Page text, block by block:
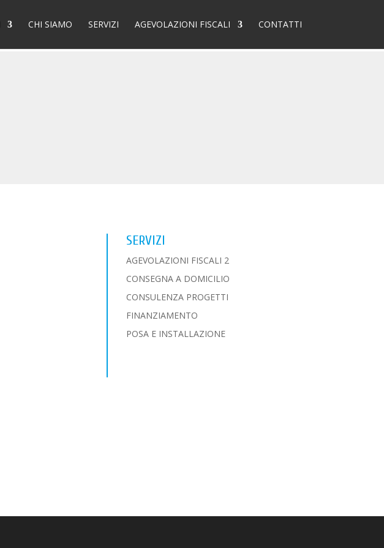
CHI SIAMO SERVIZI AGEVOLAZIONI FISCALI CONTATTI
SERVIZI
AGEVOLAZIONI FISCALI 2
CONSEGNA A DOMICILIO
CONSULENZA PROGETTI
FINANZIAMENTO
POSA E INSTALLAZIONE